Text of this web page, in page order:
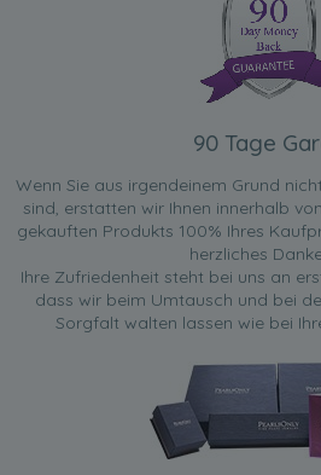
90 Tage
Wenn Sie aus irgendeinem Grund
sind, erstatten wir Ihnen innerhalb
gekauften Produkts 100% Ihres
herzliches
Ihre Zufriedenheit steht bei uns an
dass wir beim Umtausch und bei
Sorgfalt walten lassen wie bei